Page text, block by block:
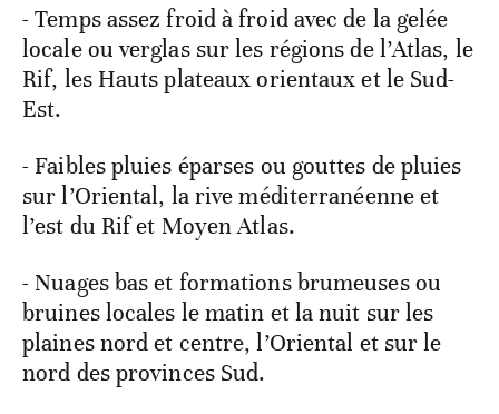
- Temps assez froid à froid avec de la gelée
locale ou verglas sur les régions de l’Atlas, le
Rif, les Hauts plateaux orientaux et le Sud-
Est.
- Faibles pluies éparses ou gouttes de pluies
sur l’Oriental, la rive méditerranéenne et
l’est du Rif et Moyen Atlas.
- Nuages bas et formations brumeuses ou
bruines locales le matin et la nuit sur les
plaines nord et centre, l’Oriental et sur le
nord des provinces Sud.